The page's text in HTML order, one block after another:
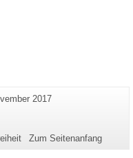
2017
Zum Seitenanfang